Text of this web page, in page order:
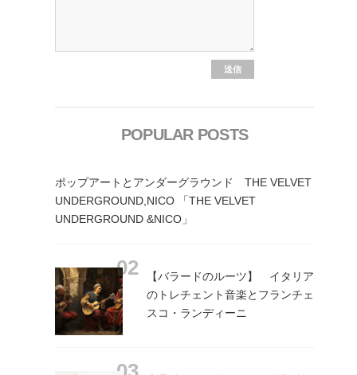
POPULAR POSTS
ポップアートとアンダーグラウンド THE VELVET
UNDERGROUND,NICO 「THE VELVET
UNDERGROUND &NICO」
【バラードのルーツ】 イタリア
のトレチェント音楽とフランチェ
スコ・ランディーニ